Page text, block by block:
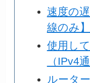
速度の
線のみ】
使用し
（IPv4
ルータ